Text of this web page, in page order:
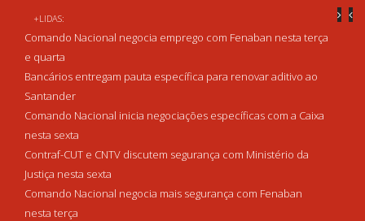
+LIDAS:
Comando Nacional negocia emprego com Fenaban nesta terça
e quarta
Bancários entregam pauta específica para renovar aditivo ao
Santander
Comando Nacional inicia negociações específicas com a Caixa
nesta sexta
Contraf-CUT e CNTV discutem segurança com Ministério da
Justiça nesta sexta
Comando Nacional negocia mais segurança com Fenaban
nesta terça